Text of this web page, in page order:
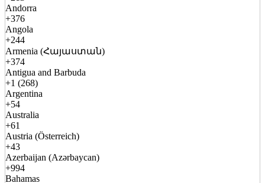
Andorra
+376
Angola
+244
Armenia (Հայաստան)
+374
Antigua and Barbuda
+1 (268)
Argentina
+54
Australia
+61
Austria (Österreich)
+43
Azerbaijan (Azərbaycan)
+994
Bahamas